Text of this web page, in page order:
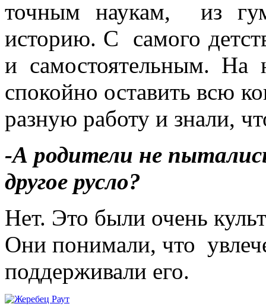
точным наукам, из
историю. С самого
и самостоятельным.
спокойно оставить всю
разную работу и знали,
-А родители не
другое русло?
Нет. Это были очень
Они понимали, что
поддерживали его.